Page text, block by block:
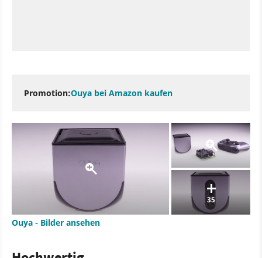
Promotion:Ouya bei Amazon kaufen
35
Ouya - Bilder ansehen